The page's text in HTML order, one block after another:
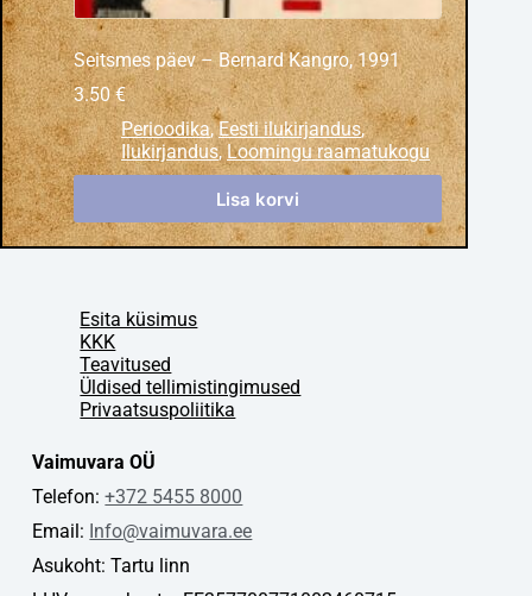
Seitsmes päev – Bernard Kangro, 1991
3.50€
Perioodika,Eesti ilukirjandus,
Ilukirjandus,Loomingu raamatukogu
Lisa korvi
Esita küsimus
KKK
Teavitused
Üldised tellimistingimused
Privaatsuspoliitika
Vaimuvara OÜ
Telefon:+372 5455 8000
Email: Info@vaimuvara.ee
Asukoht: Tartu linn